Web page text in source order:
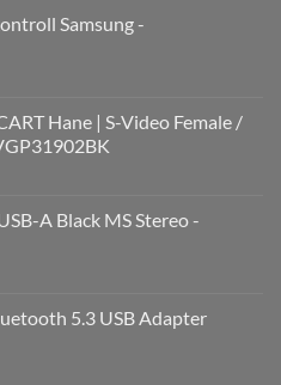
Samsung -
Hane | S-Video Female /
A Black MS Stereo -
5.3 USB Adapter